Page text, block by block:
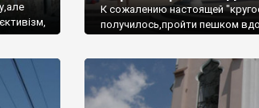
К сожалению настоящей
получилось,пройти пешком